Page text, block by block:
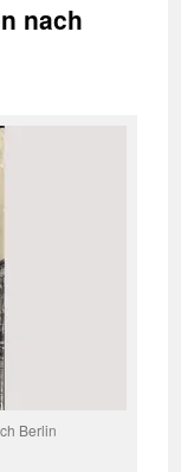
nach
Berlin